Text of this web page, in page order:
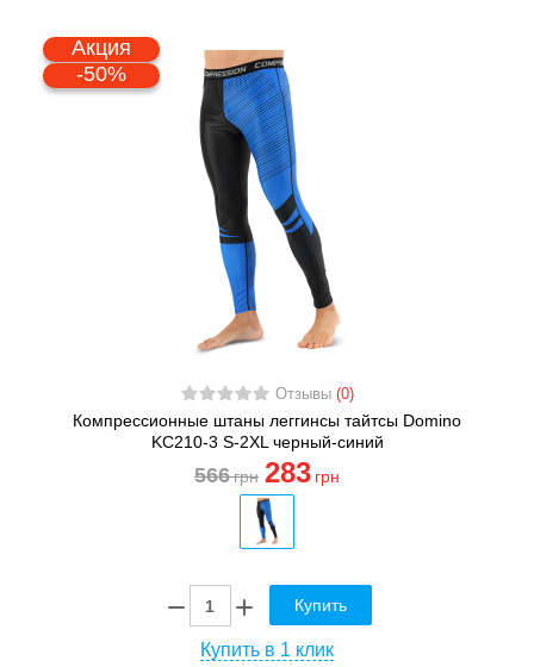
Акция
-50%
Отзывы (0)
Компрессионные штаны леггинсы тайтсы Domino
KC210-3 S-2XL черный-синий
566грн 283 грн
Купить
Купить в 1 клик